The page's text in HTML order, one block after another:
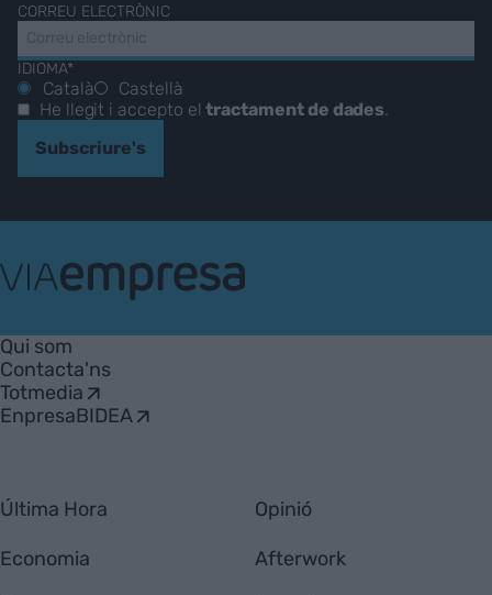
CORREU ELECTRÒNIC
IDIOMA*
Català
Castellà
He llegit i accepto eltractament de dades.
Subscriure's
Empresa
Qui som
Contacta'ns
Totmedia
EnpresaBIDEA
Última Hora
Economia
Opinió
Afterwork